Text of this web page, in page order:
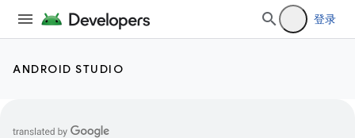
登录
ANDROID STUDIO